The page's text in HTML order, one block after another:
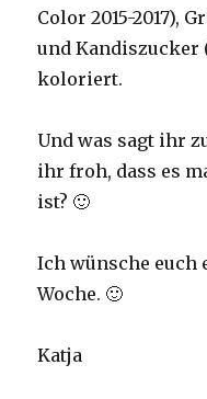
Color 2015-2017),
und Kandiszucker
koloriert.
Und was sagt ihr
ihr froh, dass es
ist? 🙂
Ich wünsche euch
Woche. 🙂
Katja